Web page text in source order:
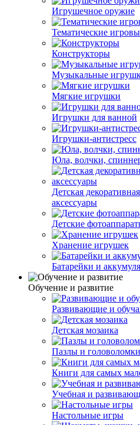
Игрушечное оружие
Тематические
Конструкторы
Музыкальные
Мягкие игрушки
Игрушки для ванной
Игрушки-антистресс
Юла, волчки,
Детская
аксессуары
Детские
Хранение игрушек
Батарейки и
Обучение и развитие
Развивающие и
Детская мозаика
Пазлы и головоломки
Книги для самых
Учебная и
Настольные игры